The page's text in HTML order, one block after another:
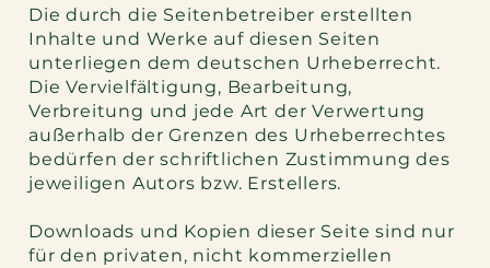
Die durch die Seitenbetreiber erstellten
Inhalte und Werke auf diesen Seiten
unterliegen dem deutschen Urheberrecht.
Die Vervielfältigung, Bearbeitung,
Verbreitung und jede Art der Verwertung
außerhalb der Grenzen des Urheberrechtes
bedürfen der schriftlichen Zustimmung des
jeweiligen Autors bzw. Erstellers.
Downloads und Kopien dieser Seite sind nur
für den privaten, nicht kommerziellen